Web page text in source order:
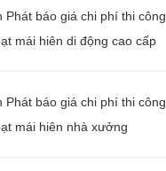
Phát báo giá chi phí thi công
mái hiên di động cao cấp
Phát báo giá chi phí thi công
mái hiên nhà xưởng